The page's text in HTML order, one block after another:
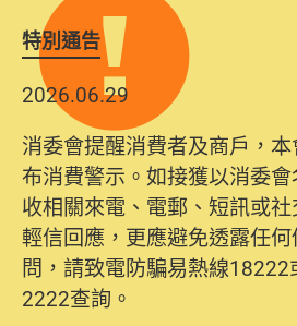
特別通告
2026.06.29
消委會提醒消費者及商戶，
布消費警示。如接獲以消委
收相關來電、電郵、短訊或
輕信回應，更應避免透露任
問，請致電防騙易熱線
2222查詢。
2025.10.31
為提升使用者體驗及網絡安
系統已經進行升級及推出新功
10日起，消費者需要提供基
名、電郵及電話）註冊帳戶
詢及建議。所有提交紀錄將
方便日後作出跟進。